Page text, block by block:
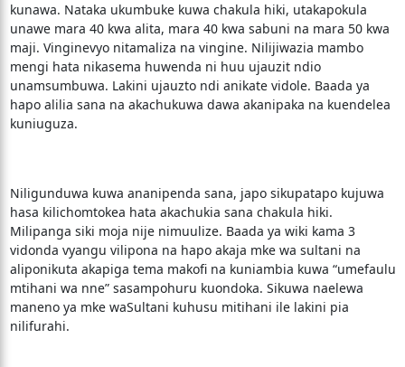
kunawa. Nataka ukumbuke kuwa chakula hiki, utakapokula
unawe mara 40 kwa alita, mara 40 kwa sabuni na mara 50 kwa
maji. Vinginevyo nitamaliza na vingine. Nilijiwazia mambo
mengi hata nikasema huwenda ni huu ujauzit ndio
unamsumbuwa. Lakini ujauzto ndi anikate vidole. Baada ya
hapo alilia sana na akachukuwa dawa akanipaka na kuendelea
kuniuguza.
Niligunduwa kuwa ananipenda sana, japo sikupatapo kujuwa
hasa kilichomtokea hata akachukia sana chakula hiki.
Milipanga siki moja nije nimuulize. Baada ya wiki kama 3
vidonda vyangu vilipona na hapo akaja mke wa sultani na
aliponikuta akapiga tema makofi na kuniambia kuwa “umefaulu
mtihani wa nne” sasampohuru kuondoka. Sikuwa naelewa
maneno ya mke waSultani kuhusu mitihani ile lakini pia
nilifurahi.